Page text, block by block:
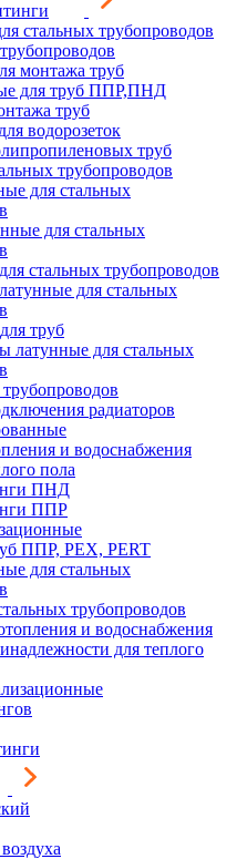
стальных трубопроводов
монтажа труб
для труб ППР,ПНД
труб
водорозеток
труб
трубопроводов
для стальных
для стальных
стальных трубопроводов
для стальных
труб
латунные для стальных
радиаторов
и водоснабжения
пола
ПНД
ППР
ППР, PEX, PERT
для стальных
трубопроводов
и водоснабжения
для теплого